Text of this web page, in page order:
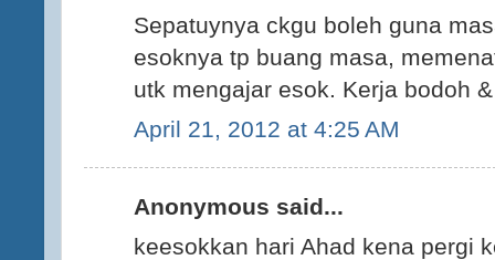
Sepatuynya ckgu boleh guna
esoknya tp buang masa,
utk mengajar esok. Kerja bodoh
April 21, 2012 at 4:25 AM
Anonymous said...
keesokkan hari Ahad kena pergi